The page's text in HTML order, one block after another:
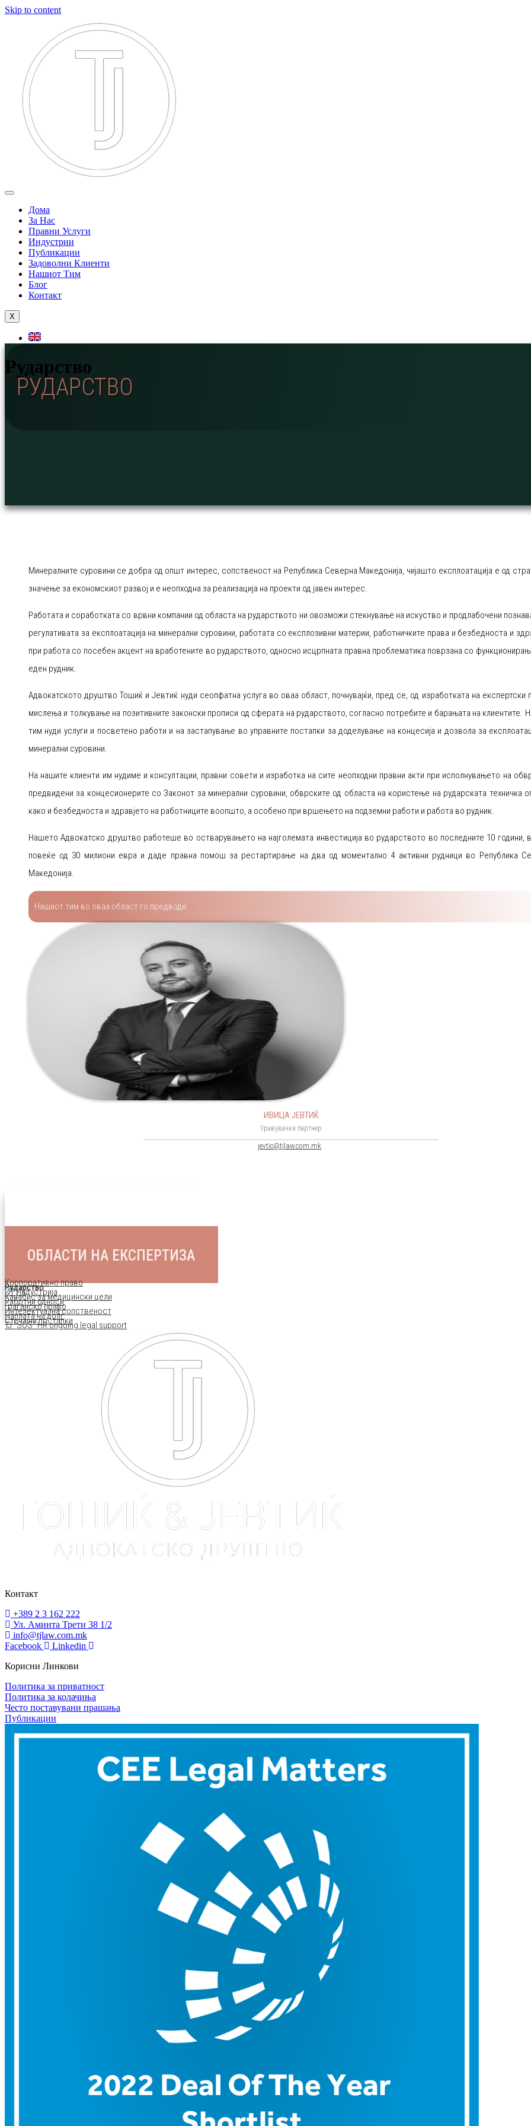
Skip to content
Дома
За Нас
Правни Услуги
Индустрии
Публикации
Задоволни Клиенти
Нашиот Тим
Блог
Контакт
X
Рударство
РУДАРСТВО
Минералните суровини се добра од општ интерес, сопственост на Република Северна Македонија, чијашто експлоатација е од
значење за економскиот развој и е неопходна за реализација на проекти од јавен интерес.
Работата и соработката со врвни компании од областа на рударството ни овозможи стекнување на искуство и продлабочени
регулативата за експлоатација на минерални суровини, работата со експлозивни материи, работничките права и безбедноста и
при работа со посебен акцент на вработените во рударството, односно исцрпната правна проблематика поврзана со
еден рудник.
Адвокатското друштво Тошиќ и Јевтиќ нуди сеопфатна услуга во оваа област, почнувајќи, пред се, од изработката на експертски
мислења и толкување на позитивните законски прописи од сферата на рударството, согласно потребите и барањата на клиентите.
тим нуди услуги и посветено работи и на застапување во управните постапки за доделување на концесија и дозвола за
минерални суровини.
На нашите клиенти им нудиме и консултации, правни совети и изработка на сите неопходни правни акти при исполнувањето на
предвидени за концесионерите со Законот за минерални суровини, обврските од областа на користење на рударската техничка
како и безбедноста и здравјето на работниците воопшто, а особено при вршењето на подземни работи и работа во рудник.
Нашето Адвокатско друштво работеше во остварувањето на најголемата инвестиција во рударството во последните 10 години,
повеќе од 30 милиони евра и даде правна помош за рестартирање на два од моментално 4 активни рудници во Република
Македонија.
Нашиот тим во оваа област го предводи:
ИВИЦА ЈЕВТИЌ
Уравувачки партнер
jevtic@tjlaw.com.mk
ОБЛАСТИ НА ЕКСПЕРТИЗА
Корпоративно право
Рударство
ИТ Индустрија
Канабис за медицински цели
Работни односи
Граѓанско право
Интелектуална сопственост
Наплата на долг
Стечајни постапки
TJ "SOS" HR ongoing legal support
Контакт
+389 2 3 162 222
Ул. Аминта Трети 38 1/2
info@tjlaw.com.mk
Facebook
Linkedin
Корисни Линкови
Политика за приватност
Политика за колачиња
Често поставувани прашања
Публикации